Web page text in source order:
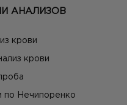
АНАЛИЗОВ
крови
крови
по Нечипоренко